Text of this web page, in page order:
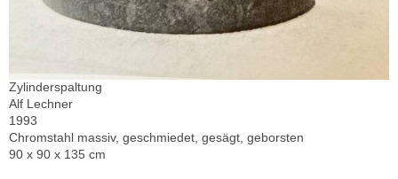
Zylinderspaltung
Alf Lechner
1993
Chromstahl massiv, geschmiedet, gesägt, geborsten
90 x 90 x 135 cm